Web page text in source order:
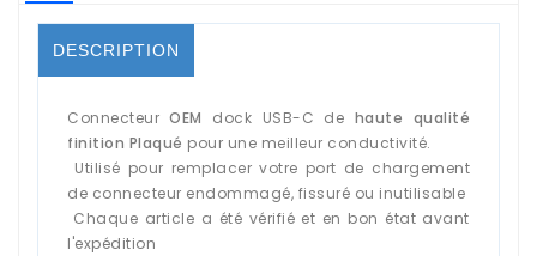
DESCRIPTION
ConnecteurOEM dock USB-C de haute qualité
finition Plaqué pour une meilleur conductivité.
Utilisé pour remplacer votre port de chargement
de connecteur endommagé, fissuré ou inutilisable
Chaque article a été vérifié et en bon état avant
l'expédition